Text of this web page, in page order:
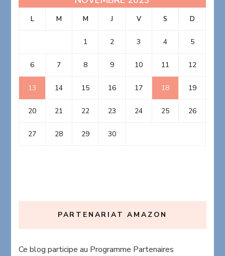
L M M J V S D
1 2 3 4 5
6 7 8 9 10 11 12
13 14 15 16 17 18 19
20 21 22 23 24 25 26
27 28 29 30
PARTENARIAT AMAZON
Ce blog participe au Programme Partenaires